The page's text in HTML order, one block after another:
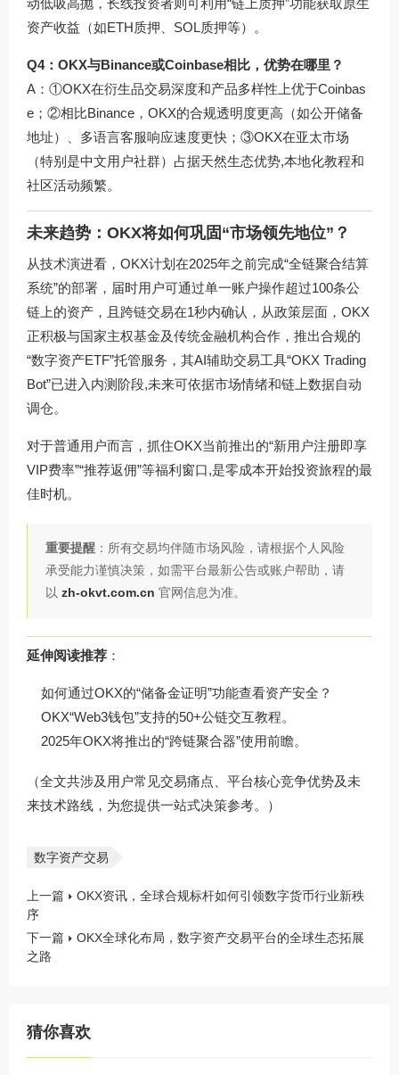
动低吸高抛，长线投资者则可利用“链上质押”功能获取原生
资产收益（如ETH质押、SOL质押等）。
Q4：OKX与Binance或Coinbase相比，优势在哪里？
A：①OKX在衍生品交易深度和产品多样性上优于Coinbas
e；②相比Binance，OKX的合规透明度更高（如公开储备
地址）、多语言客服响应速度更快；③OKX在亚太市场
（特别是中文用户社群）占据天然生态优势,本地化教程和
社区活动频繁。
未来趋势：OKX将如何巩固“市场领先地位”？
从技术演进看，OKX计划在2025年之前完成“全链聚合结算
系统”的部署，届时用户可通过单一账户操作超过100条公
链上的资产，且跨链交易在1秒内确认，从政策层面，OKX
正积极与国家主权基金及传统金融机构合作，推出合规的
“数字资产ETF”托管服务，其AI辅助交易工具“OKX Trading
Bot”已进入内测阶段,未来可依据市场情绪和链上数据自动
调仓。
对于普通用户而言，抓住OKX当前推出的“新用户注册即享
VIP费率”“推荐返佣”等福利窗口,是零成本开始投资旅程的最
佳时机。
重要提醒 ：所有交易均伴随市场风险，请根据个人风险
承受能力谨慎决策，如需平台最新公告或账户帮助，请
以 zh-okvt.com.cn 官网信息为准。
延伸阅读推荐 ：
如何通过OKX的“储备金证明”功能查看资产安全？
OKX“Web3钱包”支持的50+公链交互教程。
2025年OKX将推出的“跨链聚合器”使用前瞻。
（全文共涉及用户常见交易痛点、平台核心竞争优势及未
来技术路线，为您提供一站式决策参考。）
数字资产交易
上一篇
OKX资讯，全球合规标杆如何引领数字货币行业新秩
序
下一篇
OKX全球化布局，数字资产交易平台的全球生态拓展
之路
猜你喜欢